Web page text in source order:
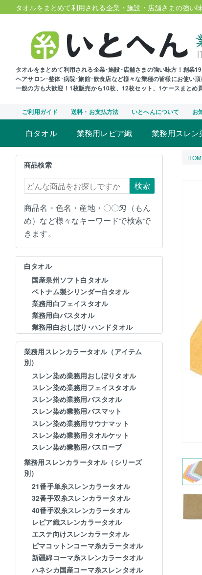
タオルをまとめて利用される企業・施設・店舗さまの強い
タオルをまとめて利用される企業･施設･店舗さまの強い味方！創業
ヘアサロン･整体･病院･旅館･飲食店など様々な業種の皆様にお使い
一般の方も大歓迎！1枚販売から10枚、12枚セット、1ケースまとめ
ご利用ガイド 送料・お支払方法 いとへんについて お
白タオル 業務用レピア織 業務用スレン
商品検索
検索
商品名・色名・産地・〇〇匁（もん
め）など様々なキーワードで検索で
きます。
白タオル
国産泉州ソフト白タオル
ベトナム製シリンダー白タオル
業務用白フェイスタオル
業務用白バスタオル
業務用白おしぼり･ハンドタオル
業務用スレンカラータオル（アイテム
別）
スレン染め業務用おしぼりタオル
スレン染め業務用フェイスタオル
スレン染め業務用バスタオル
スレン染め業務用バスマット
スレン染め業務用サウナマット
スレン染め業務用タオルケット
スレン染め業務用バスローブ
業務用スレンカラータオル（シリーズ
別）
21番手単糸スレンカラータオル
32番手双糸スレンカラータオル
40番手双糸スレンカラータオル
レピア織スレンカラータオル
エステ向けスレンカラータオル
ピマコットンコーマ糸カラータオル
新疆綿コーマ糸スレンカラータオル
ハネシカ国産コーマ糸スレンタオル